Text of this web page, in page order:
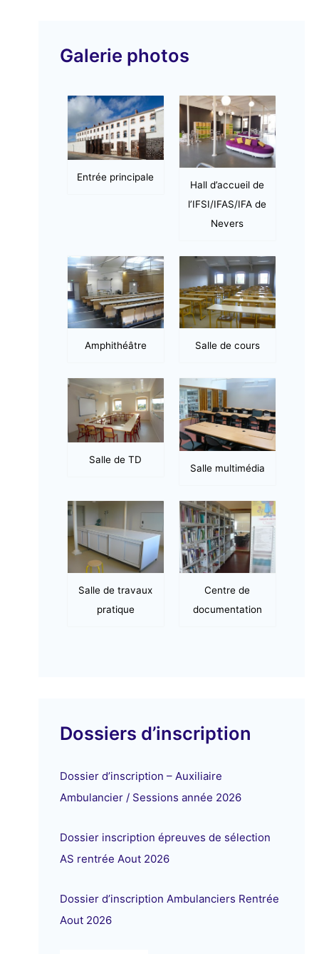
d
Galerie photos
Entrée principale
Hall d’accueil de
l’IFSI/IFAS/IFA de
Nevers
Amphithéâtre Salle de cours
Salle de TD
Salle multimédia
Salle de travaux
pratique
Centre de
documentation
Dossiers d’inscription
Dossier d’inscription – Auxiliaire
Ambulancier / Sessions année 2026
Dossier inscription épreuves de sélection
AS rentrée Aout 2026
Dossier d’inscription Ambulanciers Rentrée
Aout 2026